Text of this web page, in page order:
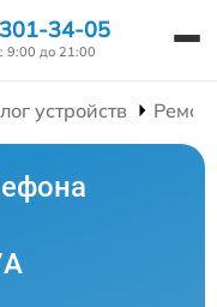
34-05
9:00 до 21:00
устройств